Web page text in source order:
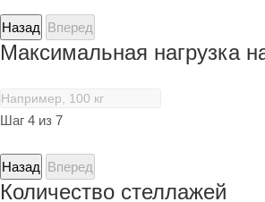
Назад Вперед
Максимальная нагрузка
Шаг 4 из 7
Назад Вперед
Количество стеллажей